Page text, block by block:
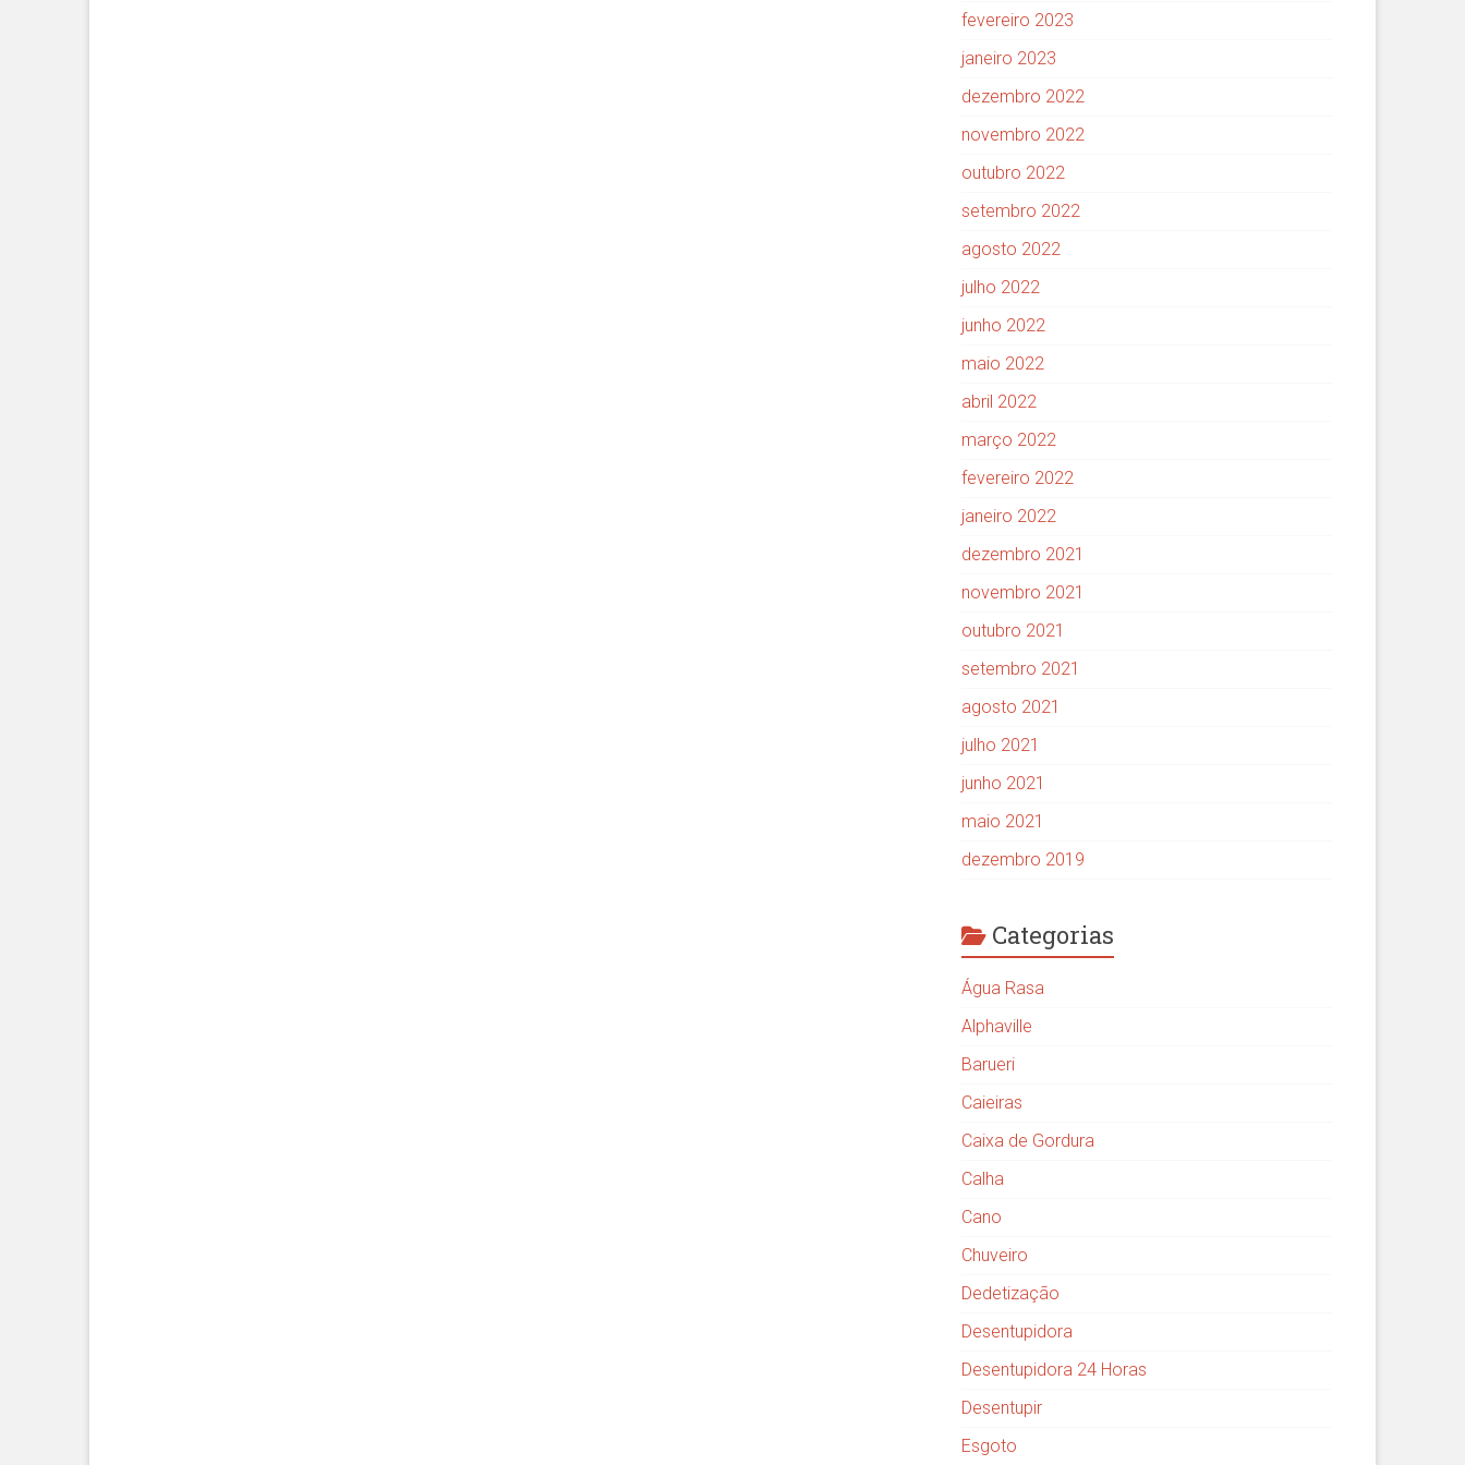
fevereiro 2023
janeiro 2023
dezembro 2022
novembro 2022
outubro 2022
setembro 2022
agosto 2022
julho 2022
junho 2022
maio 2022
abril 2022
março 2022
fevereiro 2022
janeiro 2022
dezembro 2021
novembro 2021
outubro 2021
setembro 2021
agosto 2021
julho 2021
junho 2021
maio 2021
dezembro 2019
Categorias
Água Rasa
Alphaville
Barueri
Caieiras
Caixa de Gordura
Calha
Cano
Chuveiro
Dedetização
Desentupidora
Desentupidora 24 Horas
Desentupir
Esgoto